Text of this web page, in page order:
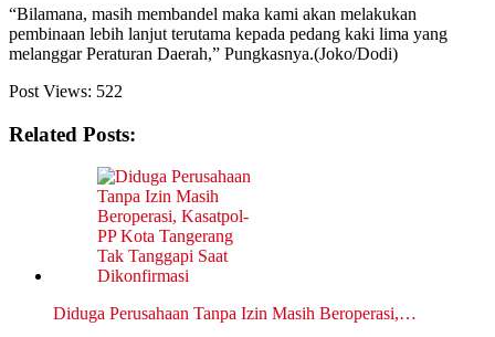
“Bilamana, masih membandel maka kami akan melakukan
pembinaan lebih lanjut terutama kepada pedang kaki lima yang
melanggar Peraturan Daerah,” Pungkasnya.(Joko/Dodi)
Post Views: 522
Related Posts:
Diduga Perusahaan Tanpa Izin Masih Beroperasi,…